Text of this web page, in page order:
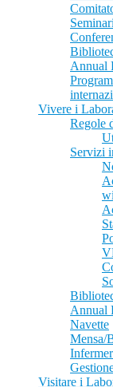
Seminari
Annual
Vivere i
Regole
Servizi
Annual
Navette
Mensa/
Visitare i